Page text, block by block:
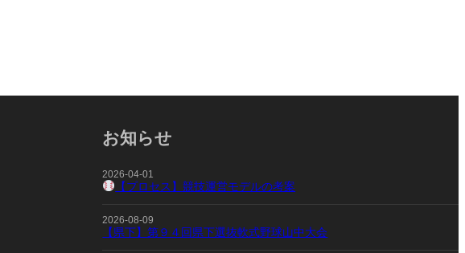
お知らせ
2026-04-01
【プロセス】競技運営モデルの考案
2026-08-09
【県下】第９４回県下選抜軟式野球山中大会